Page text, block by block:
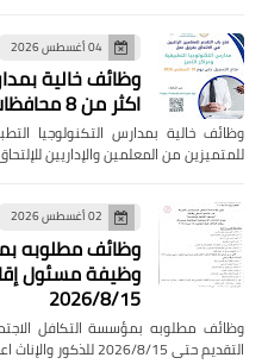
04 أغسطس 2026
وظائف خالية
اكثر من 8 محافظات
للمتميزين من المعلمين والإداريين
02 أغسطس 2026
وظائف مطلوبه
وظيفة مسئول
2026/8/15
وظائف مطلوبه بمؤسسة التكافل
التقديم حتى 2026/8/15 للذكور والإناث اعلان…